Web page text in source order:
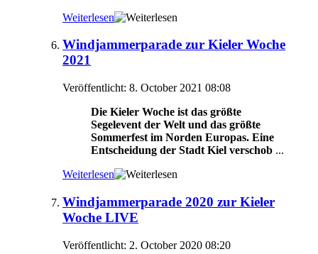
Weiterlesen
Windjammerparade zur Kieler Woche
2021
Veröffentlicht: 8. October 2021 08:08
Die Kieler Woche ist das größte
Segelevent der Welt und das größte
Sommerfest im Norden Europas. Eine
Entscheidung der Stadt Kiel verschob ...
Weiterlesen
Windjammerparade 2020 zur Kieler
Woche LIVE
Veröffentlicht: 2. October 2020 08:20